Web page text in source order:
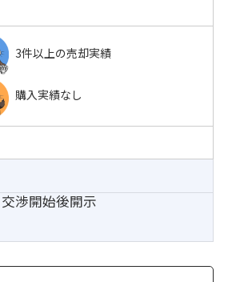
3件以上の売却実績
購入実績なし
交渉開始後開示